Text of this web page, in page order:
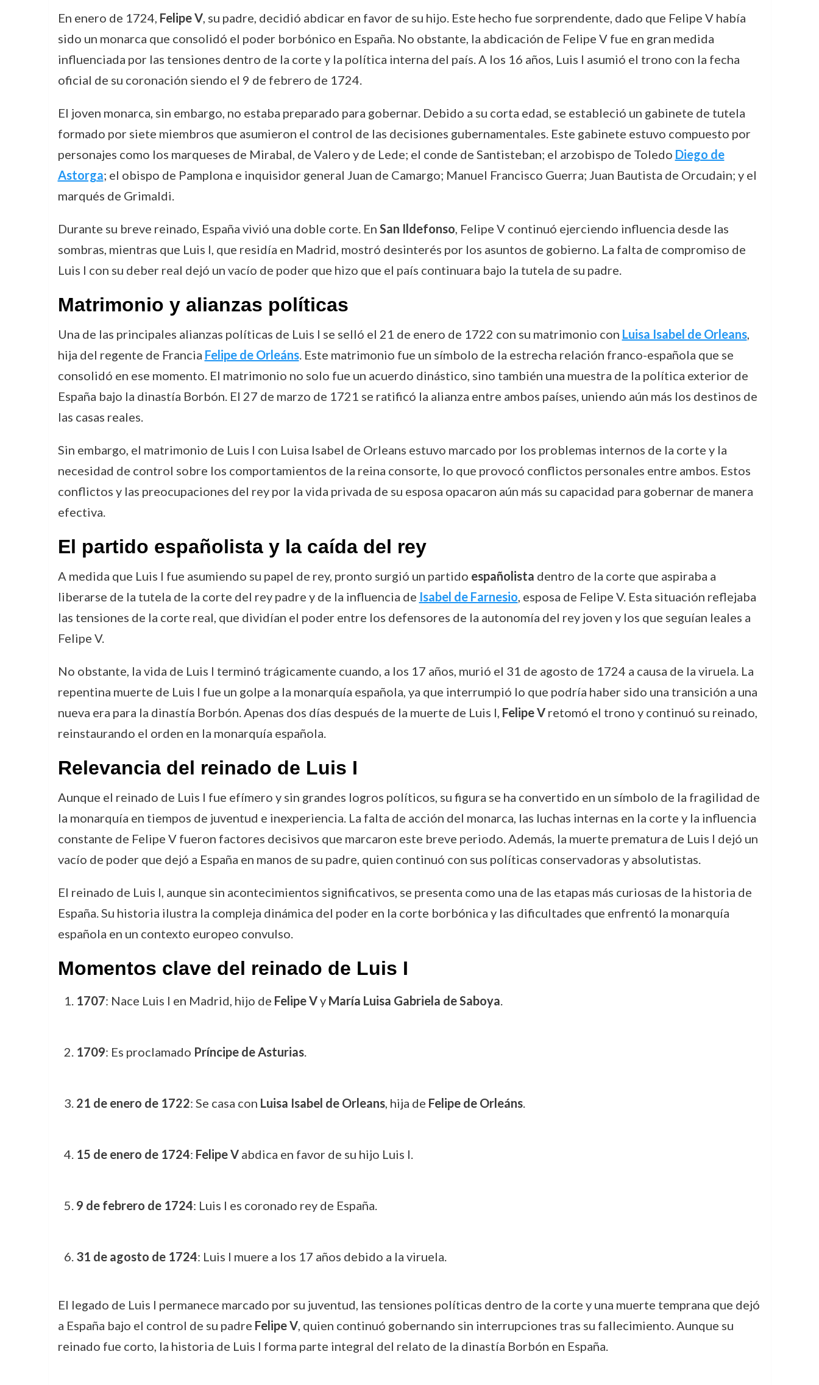
En enero de 1724, Felipe V, su padre, decidió abdicar en favor de su hijo. Este hecho fue sorprendente, dado que Felipe V había
sido un monarca que consolidó el poder borbónico en España. No obstante, la abdicación de Felipe V fue en gran medida
influenciada por las tensiones dentro de la corte y la política interna del país. A los 16 años, Luis I asumió el trono con la fecha
oficial de su coronación siendo el 9 de febrero de 1724.
El joven monarca, sin embargo, no estaba preparado para gobernar. Debido a su corta edad, se estableció un gabinete de tutela
formado por siete miembros que asumieron el control de las decisiones gubernamentales. Este gabinete estuvo compuesto por
personajes como los marqueses de Mirabal, de Valero y de Lede; el conde de Santisteban; el arzobispo de Toledo Diego de
Astorga; el obispo de Pamplona e inquisidor general Juan de Camargo; Manuel Francisco Guerra; Juan Bautista de Orcudain; y el
marqués de Grimaldi.
Durante su breve reinado, España vivió una doble corte. En San Ildefonso, Felipe V continuó ejerciendo influencia desde las
sombras, mientras que Luis I, que residía en Madrid, mostró desinterés por los asuntos de gobierno. La falta de compromiso de
Luis I con su deber real dejó un vacío de poder que hizo que el país continuara bajo la tutela de su padre.
Matrimonio y alianzas políticas
Una de las principales alianzas políticas de Luis I se selló el 21 de enero de 1722 con su matrimonio con Luisa Isabel de Orleans,
hija del regente de Francia Felipe de Orleáns. Este matrimonio fue un símbolo de la estrecha relación franco-española que se
consolidó en ese momento. El matrimonio no solo fue un acuerdo dinástico, sino también una muestra de la política exterior de
España bajo la dinastía Borbón. El 27 de marzo de 1721 se ratificó la alianza entre ambos países, uniendo aún más los destinos de
las casas reales.
Sin embargo, el matrimonio de Luis I con Luisa Isabel de Orleans estuvo marcado por los problemas internos de la corte y la
necesidad de control sobre los comportamientos de la reina consorte, lo que provocó conflictos personales entre ambos. Estos
conflictos y las preocupaciones del rey por la vida privada de su esposa opacaron aún más su capacidad para gobernar de manera
efectiva.
El partido españolista y la caída del rey
A medida que Luis I fue asumiendo su papel de rey, pronto surgió un partido españolista dentro de la corte que aspiraba a
liberarse de la tutela de la corte del rey padre y de la influencia de Isabel de Farnesio, esposa de Felipe V. Esta situación reflejaba
las tensiones de la corte real, que dividían el poder entre los defensores de la autonomía del rey joven y los que seguían leales a
Felipe V.
No obstante, la vida de Luis I terminó trágicamente cuando, a los 17 años, murió el 31 de agosto de 1724 a causa de la viruela. La
repentina muerte de Luis I fue un golpe a la monarquía española, ya que interrumpió lo que podría haber sido una transición a una
nueva era para la dinastía Borbón. Apenas dos días después de la muerte de Luis I, Felipe Vretomó el trono y continuó su reinado,
reinstaurando el orden en la monarquía española.
Relevancia del reinado de Luis I
Aunque el reinado de Luis I fue efímero y sin grandes logros políticos, su figura se ha convertido en un símbolo de la fragilidad de
la monarquía en tiempos de juventud e inexperiencia. La falta de acción del monarca, las luchas internas en la corte y la influencia
constante de Felipe V fueron factores decisivos que marcaron este breve periodo. Además, la muerte prematura de Luis I dejó un
vacío de poder que dejó a España en manos de su padre, quien continuó con sus políticas conservadoras y absolutistas.
El reinado de Luis I, aunque sin acontecimientos significativos, se presenta como una de las etapas más curiosas de la historia de
España. Su historia ilustra la compleja dinámica del poder en la corte borbónica y las dificultades que enfrentó la monarquía
española en un contexto europeo convulso.
Momentos clave del reinado de Luis I
1707: Nace Luis I en Madrid, hijo de Felipe Vy María Luisa Gabriela de Saboya.
1709: Es proclamado Príncipe de Asturias.
21 de enero de 1722: Se casa con Luisa Isabel de Orleans, hija de Felipe de Orleáns.
15 de enero de 1724: Felipe Vabdica en favor de su hijo Luis I.
9 de febrero de 1724: Luis I es coronado rey de España.
31 de agosto de 1724: Luis I muere a los 17 años debido a la viruela.
El legado de Luis I permanece marcado por su juventud, las tensiones políticas dentro de la corte y una muerte temprana que dejó
a España bajo el control de su padre Felipe V, quien continuó gobernando sin interrupciones tras su fallecimiento. Aunque su
reinado fue corto, la historia de Luis I forma parte integral del relato de la dinastía Borbón en España.